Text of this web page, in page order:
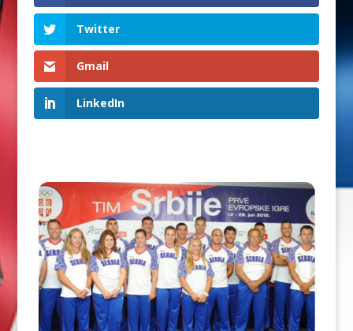
Twitter
Gmail
LinkedIn